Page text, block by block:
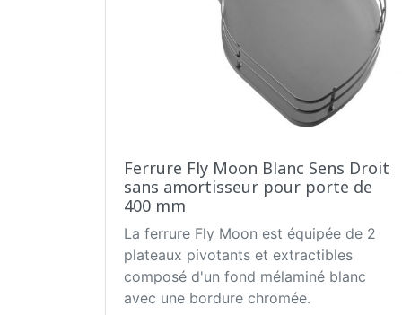
Ferrure Fly Moon Blanc Sens Droit
sans amortisseur pour porte de
400 mm
La ferrure Fly Moon est équipée de 2
plateaux pivotants et extractibles
composé d'un fond mélaminé blanc
avec une bordure chromée.